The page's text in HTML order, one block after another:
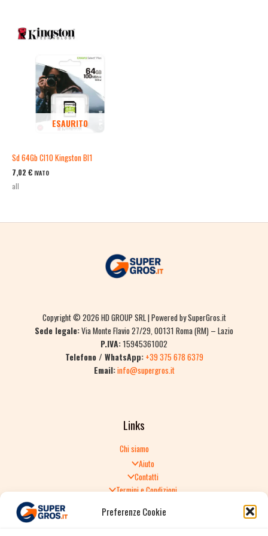
Preferenze Cookie
ESAURITO
Sd 64Gb Cl10 Kingston Bl1
7,02 € IVATO
all
Copyright © 2026 HD GROUP SRL | Powered by SuperGros.it
Sede legale:Via Monte Flavio 27/29, 00131 Roma (RM) – Lazio
P.IVA:15945361002
Telefono / WhatsApp: +39 375 678 6379
Email:info@supergros.it
Links
Chi siamo
Aiuto
Contatti
Termini e Condizioni
Politica di Reso